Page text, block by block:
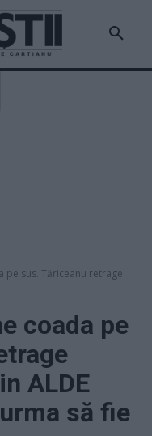
pe sus. Tăriceanu retrage
coada pe
ALDE
să fie